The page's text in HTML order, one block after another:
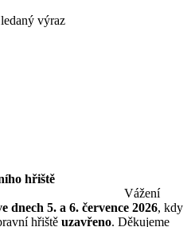
výraz
dopravního hřiště
Vážení
dnech 5. a 6. července 2026, kdy
hřiště uzavřeno. Děkujeme